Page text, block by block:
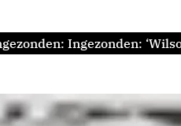
Ingezonden: